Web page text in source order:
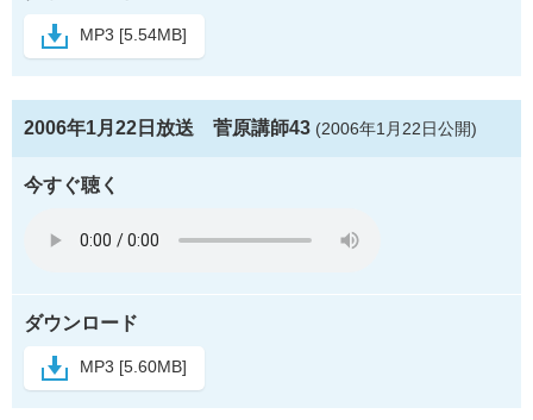
MP3 [5.54MB]
2006年1月22日放送 菅原講師43 (2006年1月22日公開)
今すぐ聴く
ダウンロード
MP3 [5.60MB]